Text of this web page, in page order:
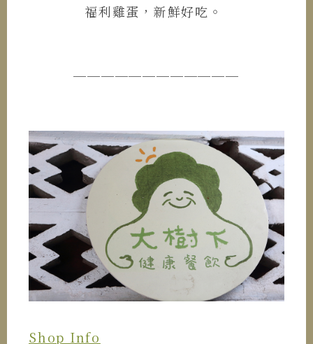
福利雞蛋，新鮮好吃。
────────────
Shop Info